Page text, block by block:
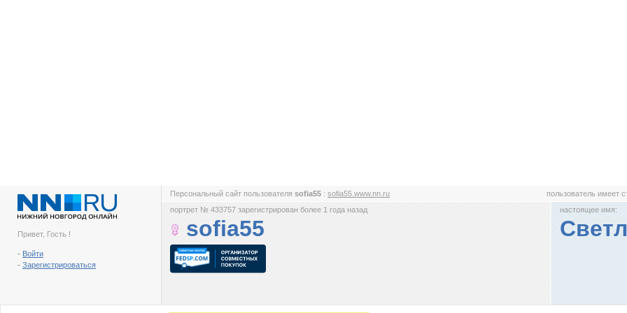
Привет, Гость !
- Войти
- Зарегистрироваться
Персональный сайт пользователя sofia55 : sofia55.www.nn.ru пользователь имеет
портрет № 433757 зарегистрирован более 1 года назад
sofia55
настоящее имя: